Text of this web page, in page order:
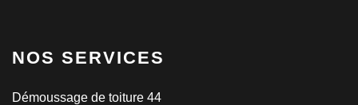
NOS SERVICES
Démoussage de toiture 44